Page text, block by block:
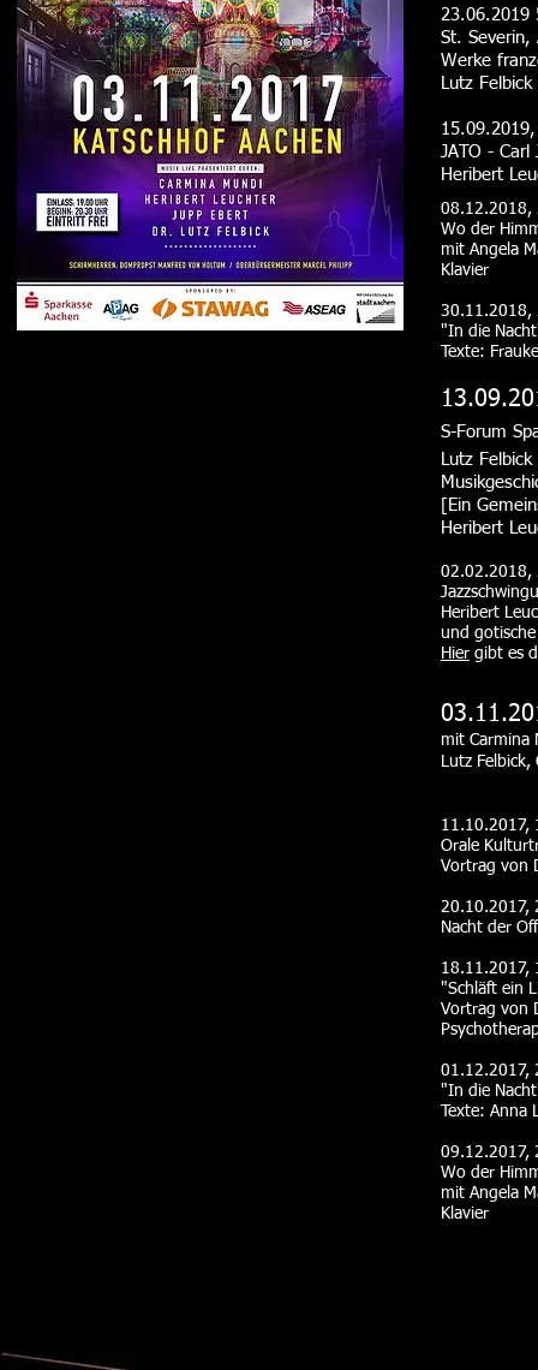
23.06.2019
St. Severin,
Werke
Lutz
JATO - Carl
Heribert
08.12.2018,
Wo der
mit Angela
Klavier
30.11.2018,
"In die
Texte:
S-Forum
Lutz
[Ein
Heribert
02.02.2018,
Heribert
und
Hier gibt es
mit Carmina
Lutz
11.10.2017,
Orale
Vortrag von
20.10.2017,
Nacht der
18.11.2017,
"Schläft ein
Vortrag von
01.12.2017,
"In die
Texte: Anna
09.12.2017,
Wo der
mit Angela
Klavier